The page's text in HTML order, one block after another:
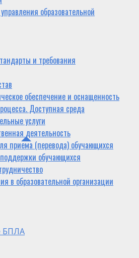
образовательной
и требования
обеспечение и оснащенность
Доступная среда
услуги
деятельность
приема (перевода) обучающихся
обучающихся
в образовательной организации
БПЛА